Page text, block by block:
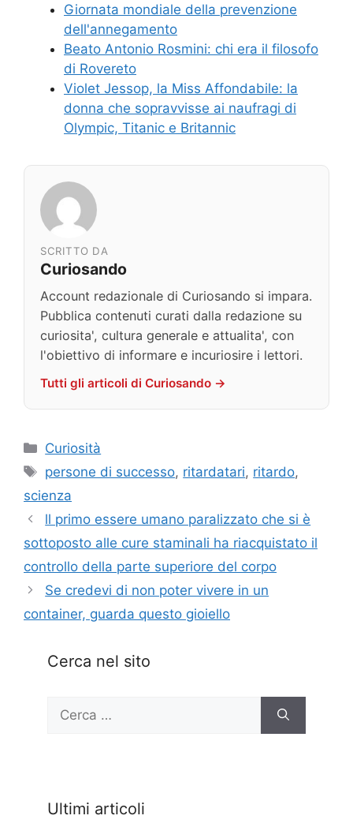
Giornata mondiale della prevenzione
dell'annegamento
Beato Antonio Rosmini: chi era il filosofo
di Rovereto
Violet Jessop, la Miss Affondabile: la
donna che sopravvisse ai naufragi di
Olympic, Titanic e Britannic
SCRITTO DA
Curiosando
Account redazionale di Curiosando si impara.
Pubblica contenuti curati dalla redazione su
curiosita', cultura generale e attualita', con
l'obiettivo di informare e incuriosire i lettori.
Tutti gli articoli di Curiosando →
Categorie
Curiosità
Tag
persone di successo, ritardatari, ritardo,
scienza
ll primo essere umano paralizzato che si è
sottoposto alle cure staminali ha riacquistato il
controllo della parte superiore del corpo
Se credevi di non poter vivere in un
container, guarda questo gioiello
Cerca nel sito
per:
Ultimi articoli